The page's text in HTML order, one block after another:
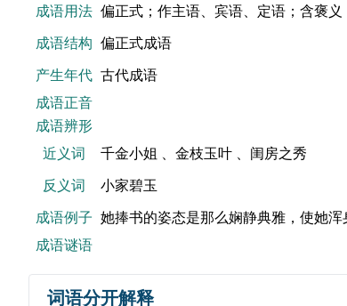
成语用法 偏正式；作主语、宾语、定语；含褒
成语结构 偏正式成语
产生年代 古代成语
成语正音
成语辨形
近义词
千金小姐 、金枝玉叶 、闺房之秀
反义词
小家碧玉
成语例子 她捧书的姿态是那么娴静典雅，使她浑
成语谜语
词语分开解释